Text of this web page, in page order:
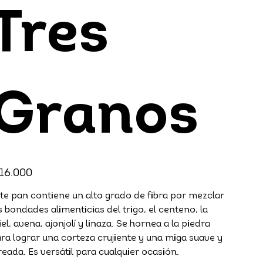
pan contiene un alto grado de fibra por mezclar
bondades alimenticias del trigo, el centeno, la
avena, ajonjolí y linaza. Se hornea a la piedra
lograr una corteza crujiente y una miga suave y
Es versátil para cualquier ocasión.